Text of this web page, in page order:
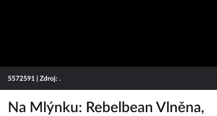
5572591 | Zdroj: .
Na Mlýnku: Rebelbean Vlněna,